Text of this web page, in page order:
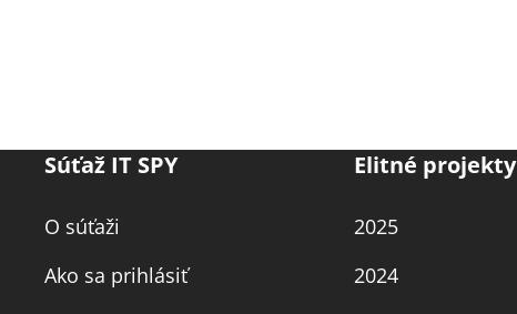
Súťaž IT SPY
O súťaži
Ako sa prihlásiť
Elitné projekty
2025
2024